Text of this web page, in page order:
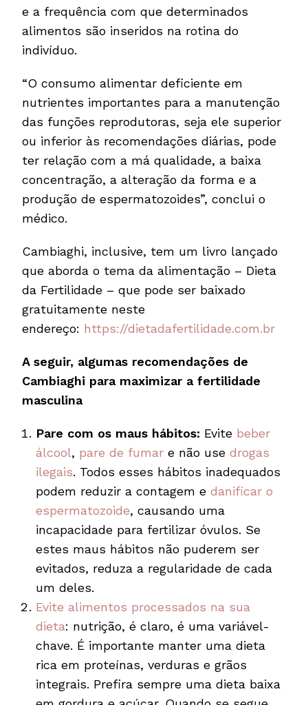
e a frequência com que determinados
alimentos são inseridos na rotina do
indivíduo.
“O consumo alimentar deficiente em
nutrientes importantes para a manutenção
das funções reprodutoras, seja ele superior
ou inferior às recomendações diárias, pode
ter relação com a má qualidade, a baixa
concentração, a alteração da forma e a
produção de espermatozoides”, conclui o
médico.
Cambiaghi, inclusive, tem um livro lançado
que aborda o tema da alimentação – Dieta
da Fertilidade – que pode ser baixado
gratuitamente neste
endereço: https://dietadafertilidade.com.br
A seguir, algumas recomendações de
Cambiaghi para maximizar a fertilidade
masculina
Pare com os maus hábitos: Evite beber
álcool, pare de fumar e não usedrogas
ilegais. Todos esses hábitos inadequados
podem reduzir a contagem edanificar o
espermatozoide, causando uma
incapacidade para fertilizar óvulos. Se
estes maus hábitos não puderem ser
evitados, reduza a regularidade de cada
um deles.
Evite alimentos processados na sua
dieta: nutrição, é claro, é uma variável-
chave. É importante manter uma dieta
rica em proteínas, verduras e grãos
integrais. Prefira sempre uma dieta baixa